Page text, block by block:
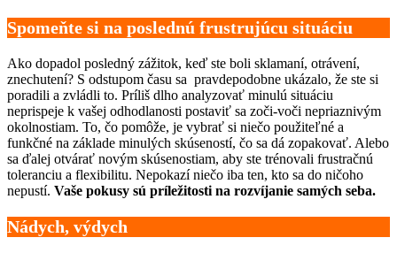
Spomeňte si na poslednú frustrujúcu situáciu
Ako dopadol posledný zážitok, keď ste boli sklamaní, otrávení,
znechutení? S odstupom času sa pravdepodobne ukázalo, že ste si
poradili a zvládli to. Príliš dlho analyzovať minulú situáciu
neprispeje k vašej odhodlanosti postaviť sa zoči-voči nepriaznivým
okolnostiam. To, čo pomôže, je vybrať si niečo použiteľné a
funkčné na základe minulých skúseností, čo sa dá zopakovať. Alebo
sa ďalej otvárať novým skúsenostiam, aby ste trénovali frustračnú
toleranciu a flexibilitu. Nepokazí niečo iba ten, kto sa do ničoho
nepustí. Vaše pokusy sú príležitosti na rozvíjanie samých seba.
Nádych, výdych